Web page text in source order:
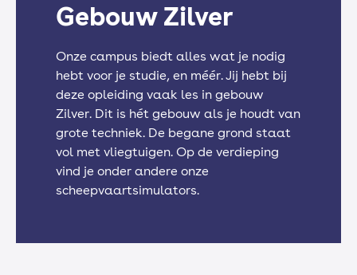
Praktijklessen onderhoud en reparaties
Engels
Rekenen
Gebouw Zilver
Onze campus biedt alles wat je nodig
hebt voor je studie, en méér. Jij hebt bij
deze opleiding vaak les in gebouw
Zilver. Dit is hét gebouw als je houdt van
grote techniek. De begane grond staat
vol met vliegtuigen. Op de verdieping
vind je onder andere onze
scheepvaartsimulators.